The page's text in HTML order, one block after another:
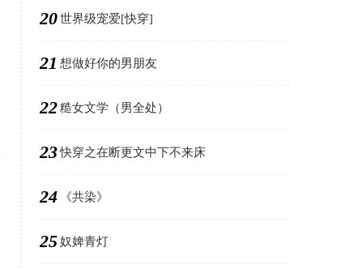
20世界级宠爱[快穿]
21 想做好你的男朋友
22糙女文学（男全处）
23快穿之在断更文中下不来床
24 《共染》
25奴婢青灯